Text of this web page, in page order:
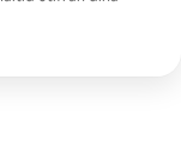
ska betalas